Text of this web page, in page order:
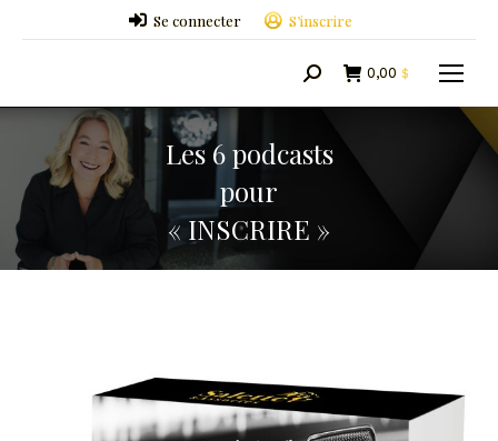
Se connecter S’inscrire
Search: 0,00 $
Les 6 podcasts
pour
« INSCRIRE »